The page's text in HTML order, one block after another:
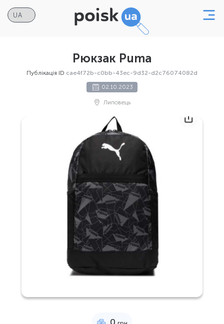
Рюкзак Puma
Публікація ID cae4f72b-c0bb-43ec-9d32-d2c76074082d
02.10.2023
Липовець